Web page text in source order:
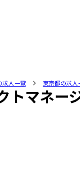
求人一覧 東京都の求人
トマネ